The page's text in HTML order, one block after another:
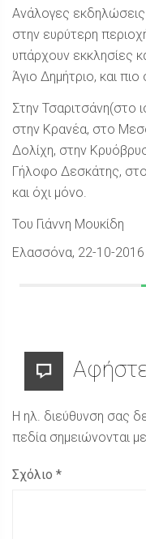
Ανάλογες εκδηλώσεις
στην ευρύτερη
υπάρχουν εκκλησίες
Άγιο Δημήτριο, και πιο
Στην Τσαριτσάνη(στο
στην Κρανέα, στο
Δολίχη, στην
Γήλοφο Δεσκάτης,
και όχι μόνο.
Του Γιάννη Μουκίδη
Ελασσόνα, 22-10-2016
Η ηλ. διεύθυνση σας
πεδία σημειώνονται με
Σχόλιο *